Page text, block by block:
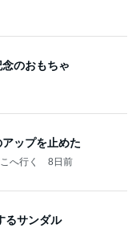
のおもちゃ
ップを止めた
へ行く 8日前
るサンダル